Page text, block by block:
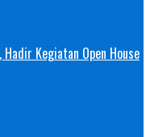
Kegiatan Open House